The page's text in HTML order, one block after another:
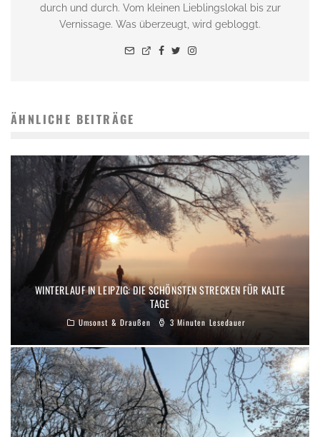
durch und durch. Vom kleinen Lieblingslokal bis zur
Vernissage. Was überzeugt, wird gebloggt.
ÄHNLICHE BEITRÄGE
WINTERLAUF IN LEIPZIG: DIE SCHÖNSTEN STRECKEN FÜR KALTE
TAGE
Umsonst & Draußen 3 Minuten Lesedauer